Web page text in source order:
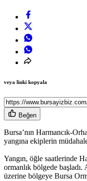
veya linki kopyala
Beğen
Bursa’nın Harmancık-
yangına ekiplerin
Yangın, öğle saatlerinde
ormanlık bölgede başladı.
üzerine bölgeye Bursa